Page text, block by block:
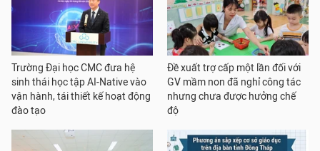
Trường Đại học CMC đưa hệ
sinh thái học tập AI-Native vào
vận hành, tái thiết kế hoạt động
đào tạo
Đề xuất trợ cấp một lần đối với
GV mầm non đã nghỉ công tác
nhưng chưa được hưởng chế
độ